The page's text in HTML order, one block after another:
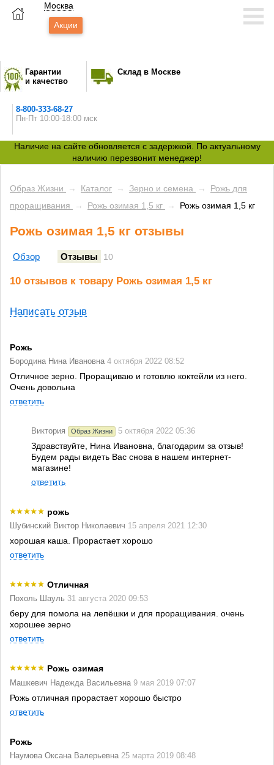
Москва
Акции
Гарантии
и качество
Склад в Москве
8-800-333-68-27
Пн-Пт 10:00-18:00 мск
Наличие на сайте обновляется с задержкой. По актуальному
наличию перезвонит менеджер!
Образ Жизни → Каталог → Зерно и семена →
Рожь для
проращивания
→ Рожь озимая 1,5 кг → Рожь озимая 1,5 кг
Рожь озимая 1,5 кг отзывы
Обзор Отзывы 10
10 отзывов к товару Рожь озимая 1,5 кг
Написать отзыв
Рожь
Бородина Нина Ивановна 4 октября 2022 08:52
Отличное зерно. Проращиваю и готовлю коктейли из него.
Очень довольна
ответить
Виктория Образ Жизни 5 октября 2022 05:36
Здравствуйте, Нина Ивановна, благодарим за отзыв!
Будем рады видеть Вас снова в нашем интернет-
магазине!
ответить
рожь
Шубинский Виктор Николаевич 15 апреля 2021 12:30
хорошая каша. Прорастает хорошо
ответить
Отличная
Похоль Шауль 31 августа 2020 09:53
беру для помола на лепёшки и для проращивания. очень
хорошее зерно
ответить
Рожь озимая
Машкевич Надежда Васильевна 9 мая 2019 07:07
Рожь отличная прорастает хорошо быстро
ответить
Рожь
Наумова Оксана Валерьевна 25 марта 2019 08:48